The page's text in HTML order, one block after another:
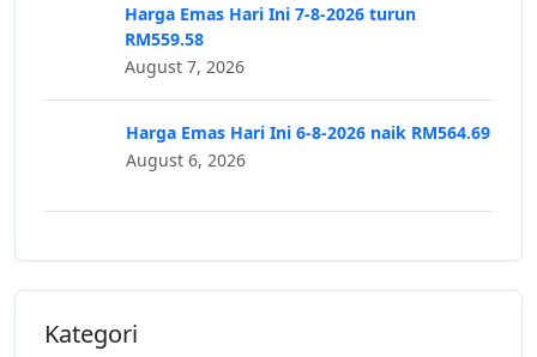
Harga Emas Hari Ini 7-8-2026 turun
RM559.58
August 7, 2026
Harga Emas Hari Ini 6-8-2026 naik RM564.69
August 6, 2026
Kategori